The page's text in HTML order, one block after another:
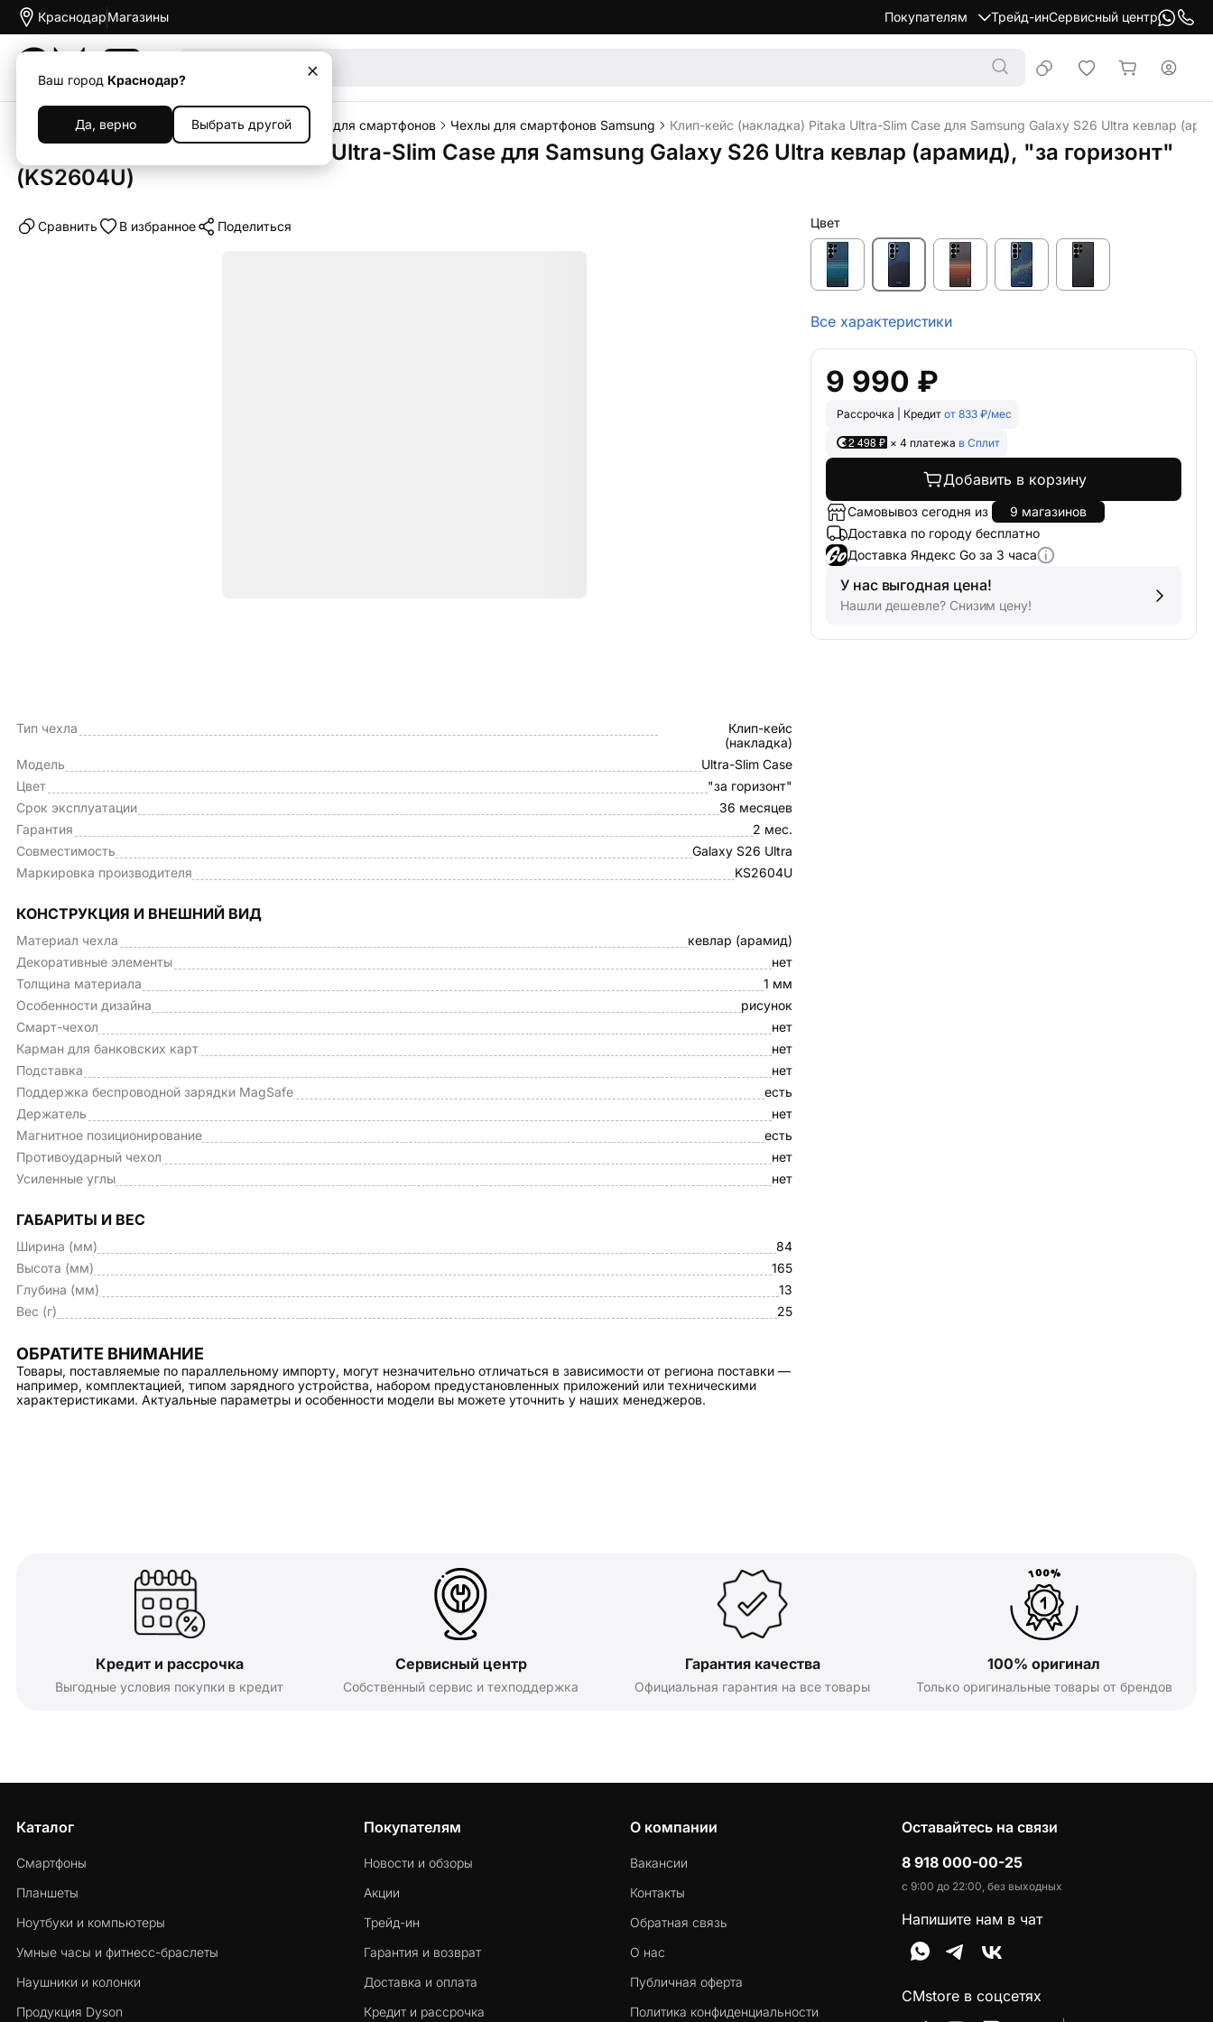
Краснодар
Ваш город Краснодар?
Да, верно Выбрать другой
Магазины Покупателям Трейд-инСервисный центр
Каталог Аксессуары Чехлы Чехлы для смартфонов Чехлы для смартфонов Samsung Клип-кейс (накладка) Pitaka Ultra-Slim Case для Samsung Galaxy S26 Ultra кевлар
Клип-кейс (накладка) Pitaka Ultra-Slim Case для Samsung Galaxy S26 Ultra кевлар (арамид), "за горизонт"
(KS2604U)
Cравнить В избранное Поделиться
Тип чехла
Клип-кейс
(накладка)
Модель
Ultra-Slim Case
Цвет
"за горизонт"
Срок эксплуатации
36 месяцев
Гарантия
2 мес.
Совместимость
Galaxy S26 Ultra
Маркировка производителя
KS2604U
КОНСТРУКЦИЯ И ВНЕШНИЙ ВИД
Материал чехла
кевлар (арамид)
Декоративные элементы
нет
Толщина материала
1 мм
Особенности дизайна
рисунок
Смарт-чехол
нет
Карман для банковских карт
нет
Подставка
нет
Поддержка беспроводной зарядки MagSafe
есть
Держатель
нет
Магнитное позиционирование
есть
Противоударный чехол
нет
Усиленные углы
нет
ГАБАРИТЫ И ВЕС
Ширина (мм)
84
Высота (мм)
165
Глубина (мм)
13
Вес (г)
25
ОБРАТИТЕ ВНИМАНИЕ
Товары, поставляемые по параллельному импорту, могут незначительно отличаться в зависимости от региона поставки —
например, комплектацией, типом зарядного устройства, набором предустановленных приложений или техническими
характеристиками. Актуальные параметры и особенности модели вы можете уточнить у наших менеджеров.
Цвет
Все характеристики
9 990 ₽
Рассрочка | Кредит от 833 ₽/мес
2 498 ₽ × 4 платежа в Сплит
Добавить в корзину
Самовывоз сегодня из
9 магазинов
Доставка по городу бесплатно
Доставка Яндекс Go за 3 часа
У нас выгодная цена!
Нашли дешевле? Снизим цену!
Кредит и рассрочка
Выгодные условия покупки в кредит
Сервисный центр
Собственный сервис и техподдержка
Гарантия качества
Официальная гарантия на все товары
100% оригинал
Только оригинальные товары от брендов
Каталог
Смартфоны
Планшеты
Ноутбуки и компьютеры
Умные часы и фитнесс-браслеты
Наушники и колонки
Продукция Dyson
Покупателям
Новости и обзоры
Акции
Трейд-ин
Гарантия и возврат
Доставка и оплата
Кредит и рассрочка
О компании
Вакансии
Контакты
Обратная связь
О нас
Публичная оферта
Политика конфиденциальности
Оставайтесь на связи
8 918 000-00-25
с 9:00 до 22:00, без выходных
Напишите нам в чат
CMstore в соцсетях